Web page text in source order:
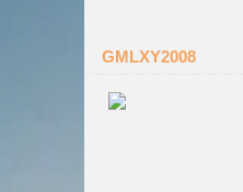
GMLXY2008